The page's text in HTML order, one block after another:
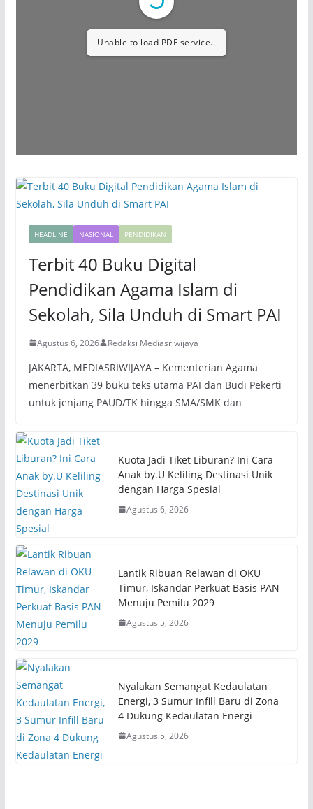
Unable to load PDF service..
HEADLINE NASIONAL PENDIDIKAN
Terbit 40 Buku Digital
Pendidikan Agama Islam di
Sekolah, Sila Unduh di Smart PAI
Agustus 6, 2026 Redaksi Mediasriwijaya
JAKARTA, MEDIASRIWIJAYA – Kementerian Agama
menerbitkan 39 buku teks utama PAI dan Budi Pekerti
untuk jenjang PAUD/TK hingga SMA/SMK dan
Kuota Jadi Tiket Liburan? Ini Cara
Anak by.U Keliling Destinasi Unik
dengan Harga Spesial
Agustus 6, 2026
Lantik Ribuan Relawan di OKU
Timur, Iskandar Perkuat Basis PAN
Menuju Pemilu 2029
Agustus 5, 2026
Nyalakan Semangat Kedaulatan
Energi, 3 Sumur Infill Baru di Zona
4 Dukung Kedaulatan Energi
Agustus 5, 2026